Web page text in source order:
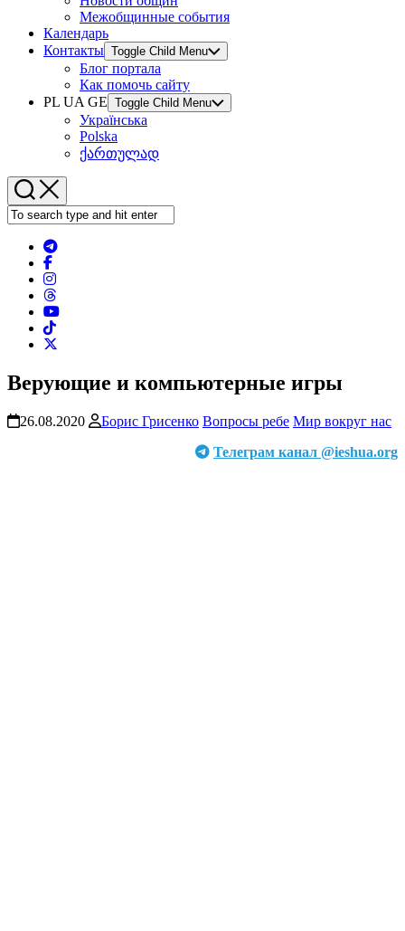
Межобщинные события
Календарь
Контакты Toggle Child Menu
Блог портала
Как помочь сайту
PL UA GE Toggle Child Menu
Українська
Polska
ქართულად
Верующие и компьютерные игры
26.08.2020 Борис Грисенко Вопросы ребе Мир вокруг нас
Телеграм канал @ieshua.org